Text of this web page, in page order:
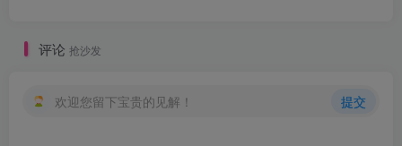
评论 抢沙发
欢迎您留下宝贵的见解！ 提交